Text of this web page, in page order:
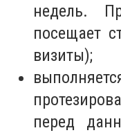
недель.
посещает
визиты);
перед